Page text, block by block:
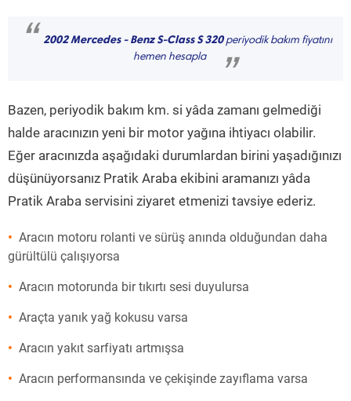
“ 2002 Mercedes - Benz S-Class S 320periyodik bakım fiyatını
hemen hesapla
”
Bazen, periyodik bakım km. si yâda zamanı gelmediği
halde aracınızın yeni bir motor yağına ihtiyacı olabilir.
Eğer aracınızda aşağıdaki durumlardan birini yaşadığınızı
düşünüyorsanız Pratik Araba ekibini aramanızı yâda
Pratik Araba servisini ziyaret etmenizi tavsiye ederiz.
Aracın motoru rolanti ve sürüş anında olduğundan daha
gürültülü çalışıyorsa
Aracın motorunda bir tıkırtı sesi duyulursa
Araçta yanık yağ kokusu varsa
Aracın yakıt sarfiyatı artmışsa
Aracın performansında ve çekişinde zayıflama varsa